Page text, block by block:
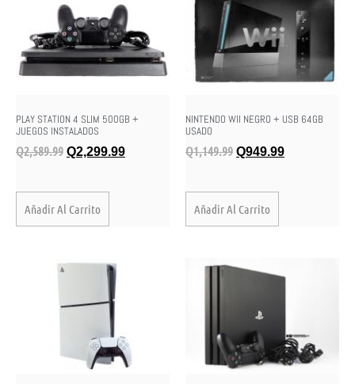
PLAY STATION 4 SLIM 500GB +
JUEGOS INSTALADOS
Q2,589.99 Q2,299.99
Añadir Al Carrito
NINTENDO WII NEGRO + USB 64GB
USADO
Q1,149.99 Q949.99
Añadir Al Carrito